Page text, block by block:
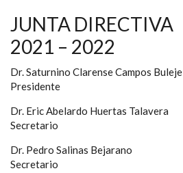
JUNTA DIRECTIVA
2021 – 2022
Dr. Saturnino Clarense Campos Buleje
Presidente
Dr. Eric Abelardo Huertas Talavera
Secretario
Dr. Pedro Salinas Bejarano
Secretario